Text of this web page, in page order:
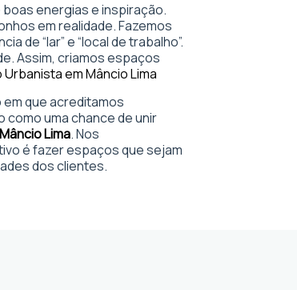
energias e inspiração.
em realidade. Fazemos
de “lar” e “local de trabalho”.
Assim, criamos espaços
em Mâncio Lima
que acreditamos
uma chance de unir
Lima. Nos
é fazer espaços que sejam
dos clientes.